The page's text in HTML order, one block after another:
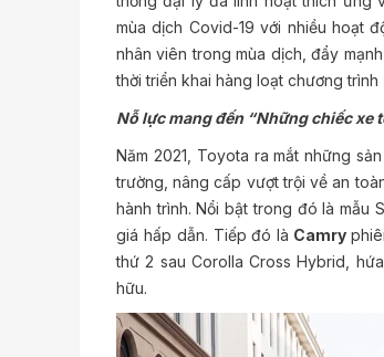
mùa dịch Covid-19 với nhiều hoạt
nhân viên trong mùa dịch, đẩy
thời triển khai hàng loạt chương
Nỗ lực mang đến “Những chiếc xe
Năm 2021, Toyota ra mắt những
trường, nâng cấp vượt trội về an
hành trình. Nổi bật trong đó là mẫu
giá hấp dẫn. Tiếp đó là Camry
thứ 2 sau Corolla Cross Hybrid,
hữu.